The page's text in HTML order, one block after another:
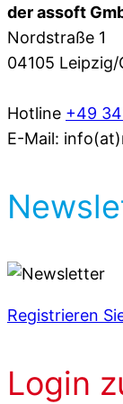
der assoft
Nordstraße 1
04105 Leipzig/
Hotline +49
E-Mail:
Registrieren
Login